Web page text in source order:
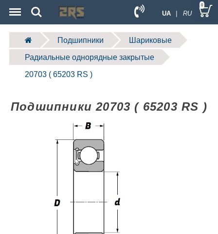
UA | RU
Search 0
Подшипники Шариковые
Радиальные однорядные закрытые
20703 ( 65203 RS )
Подшипники 20703 ( 65203 RS )